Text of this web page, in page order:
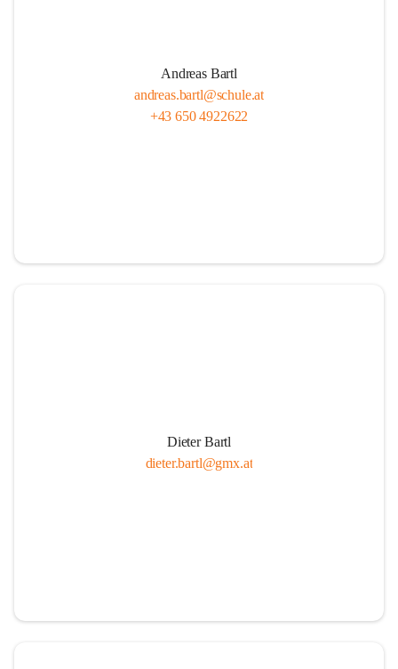
Andreas Bartl
andreas.bartl@schule.at
+43 650 4922622
Dieter Bartl
dieter.bartl@gmx.at